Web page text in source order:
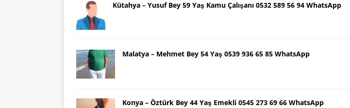
Kütahya – Yusuf Bey 59 Yaş Kamu Çalışanı 0532 589 56 94 WhatsApp
Malatya – Mehmet Bey 54 Yaş 0539 936 65 85 WhatsApp
Konya – Öztürk Bey 44 Yaş Emekli 0545 273 69 66 WhatsApp